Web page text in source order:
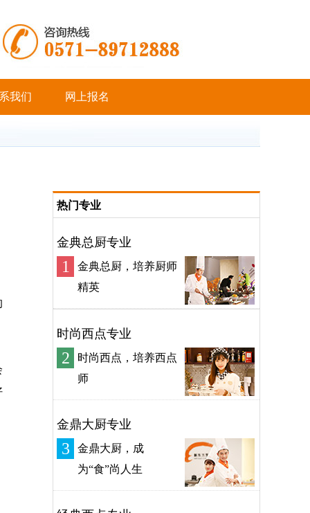
我们 网上报名
热门专业
金典总厨专业
1
金典总厨，培养厨师
精英
时尚西点专业
2
时尚西点，培养西点
师
金鼎大厨专业
3
金鼎大厨，成
为“食”尚人生